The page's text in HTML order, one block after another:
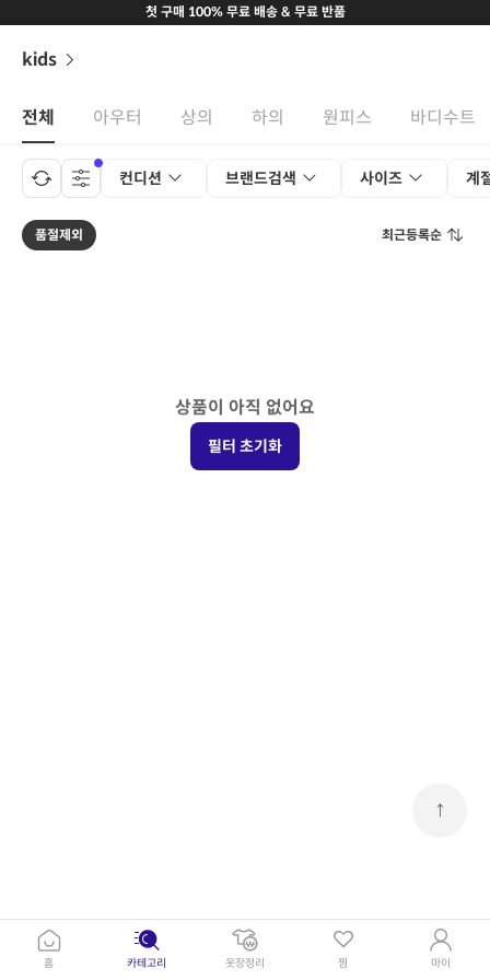
첫 구매 100% 무료 배송 & 무료 반품
kids
전체 아우터 상의 하의 원피스 바디수트
컨디션 브랜드검색 사이즈 계
품절제외 최근등록순
↑
상품이 아직 없어요
필터 초기화
홈 카테고리 옷장정리 찜 마이